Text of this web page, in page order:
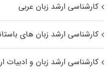
کارشناسی ارشد زبان عربی
کارشناسی ارشد زبان‌ های
کارشناسی ارشد زبان و ادبیات